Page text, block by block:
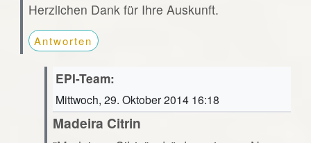
Herzlichen Dank für Ihre Auskunft.
Antworten
EPI-Team:
Mittwoch, 29. Oktober 2014 16:18
Madeira Citrin